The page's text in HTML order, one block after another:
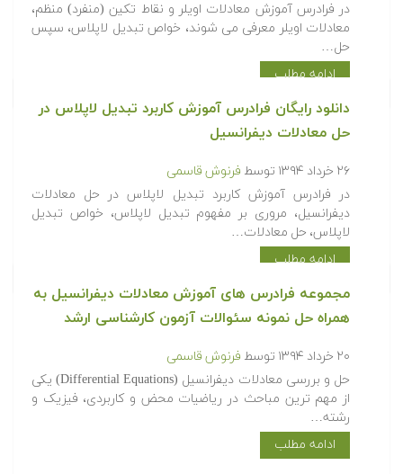
در فرادرس آموزش معادلات اویلر و نقاط تکین (منفرد) منظم،
معادلات اویلر معرفی می شوند، خواص تبدیل لاپلاس، سپس
حل…
ادامه مطلب
دانلود رایگان فرادرس آموزش کاربرد تبدیل لاپلاس در
حل معادلات دیفرانسیل
۲۶ خرداد ۱۳۹۴ توسط فرنوش قاسمی
در فرادرس آموزش کاربرد تبدیل لاپلاس در حل معادلات
دیفرانسیل، مروری بر مفهوم تبدیل لاپلاس، خواص تبدیل
لاپلاس، حل معادلات…
ادامه مطلب
مجموعه فرادرس های آموزش معادلات دیفرانسیل به
همراه حل نمونه سئوالات آزمون کارشناسی ارشد
۲۰ خرداد ۱۳۹۴ توسط فرنوش قاسمی
حل و بررسی معادلات دیفرانسیل (Differential Equations) یکی
از مهم ترین مباحث در ریاضیات محض و کاربردی، فیزیک و
رشته…
ادامه مطلب